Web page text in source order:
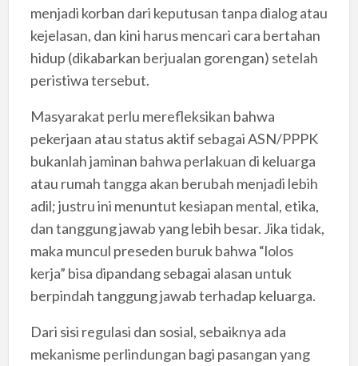
menjadi korban dari keputusan tanpa dialog atau
kejelasan, dan kini harus mencari cara bertahan
hidup (dikabarkan berjualan gorengan) setelah
peristiwa tersebut.
Masyarakat perlu merefleksikan bahwa
pekerjaan atau status aktif sebagai ASN/PPPK
bukanlah jaminan bahwa perlakuan di keluarga
atau rumah tangga akan berubah menjadi lebih
adil; justru ini menuntut kesiapan mental, etika,
dan tanggung jawab yang lebih besar. Jika tidak,
maka muncul preseden buruk bahwa “lolos
kerja” bisa dipandang sebagai alasan untuk
berpindah tanggung jawab terhadap keluarga.
Dari sisi regulasi dan sosial, sebaiknya ada
mekanisme perlindungan bagi pasangan yang